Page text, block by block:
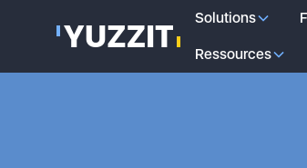
Solutions
Ressources